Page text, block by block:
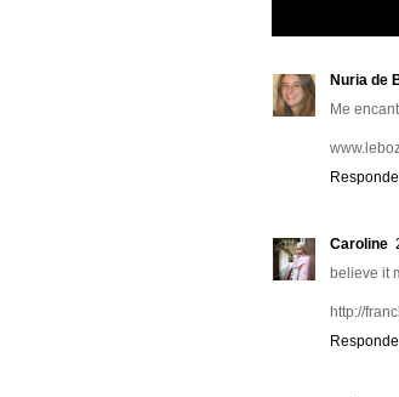
Nuria de
Me
Caroline
believe it
http://